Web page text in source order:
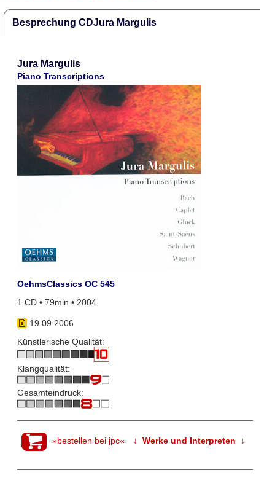
Besprechung CDJura Margulis
Jura Margulis
Piano Transcriptions
OehmsClassics OC 545
1 CD • 79min • 2004
19.09.2006
Künstlerische Qualität:
Klangqualität:
Gesamteindruck:
»bestellen bei jpc« ↓ Werke und Interpreten ↓